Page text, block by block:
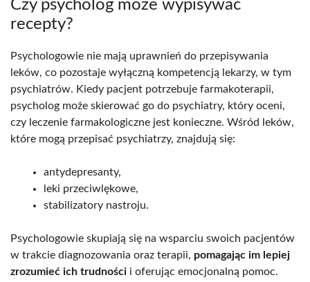
Czy psycholog może wypisywać
recepty?
Psychologowie nie mają uprawnień do przepisywania
leków, co pozostaje wyłączną kompetencją lekarzy, w tym
psychiatrów. Kiedy pacjent potrzebuje farmakoterapii,
psycholog może skierować go do psychiatry, który oceni,
czy leczenie farmakologiczne jest konieczne. Wśród leków,
które mogą przepisać psychiatrzy, znajdują się:
antydepresanty,
leki przeciwlękowe,
stabilizatory nastroju.
Psychologowie skupiają się na wsparciu swoich pacjentów
w trakcie diagnozowania oraz terapii, pomagając im lepiej
zrozumieć ich trudności i oferując emocjonalną pomoc.